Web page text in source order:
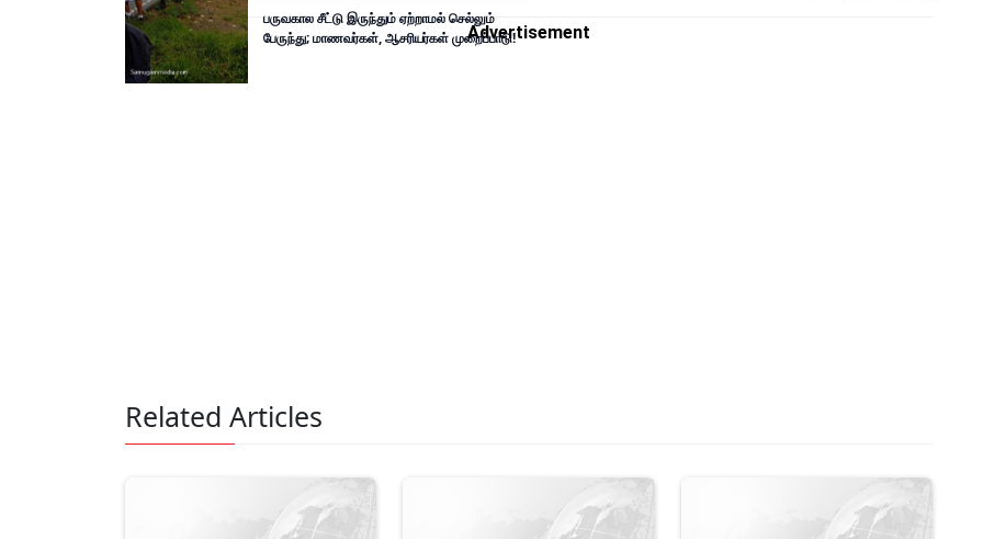
பருவகால சீட்டு இருந்தும் ஏற்றாமல் செல்லும்
பேருந்து; மாணவர்கள், ஆசரியர்கள் முறைப்பாடு!Advertisement
Related Articles